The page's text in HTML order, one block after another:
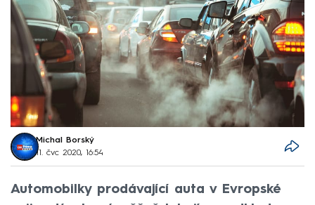
Michal Borský
11. čvc 2020, 16:54
Automobilky prodávající auta v Evropské